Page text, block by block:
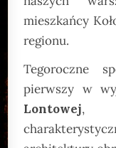
mieszkańcy
regionu.
Tegoroczne
pierwszy w
Lontowej,